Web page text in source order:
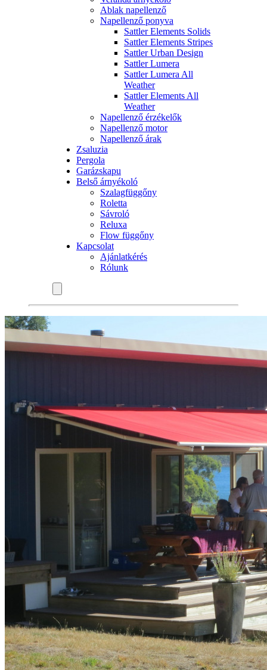
Ablak napellenző
Napellenző ponyva
Sattler Elements Solids
Sattler Elements Stripes
Sattler Urban Design
Sattler Lumera
Sattler Lumera All
Weather
Sattler Elements All
Weather
Napellenző érzékelők
Napellenző motor
Napellenző árak
Zsaluzia
Pergola
Garázskapu
Belső árnyékoló
Szalagfüggőny
Roletta
Sávroló
Reluxa
Flow függőny
Kapcsolat
Ajánlatkérés
Rólunk